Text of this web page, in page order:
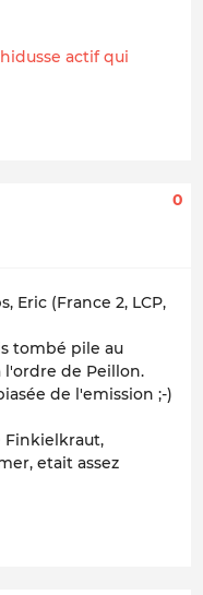
actif qui
0
Eric (France 2, LCP,
tombé pile au
de Peillon.
de l'emission ;-)
Finkielkraut,
etait assez